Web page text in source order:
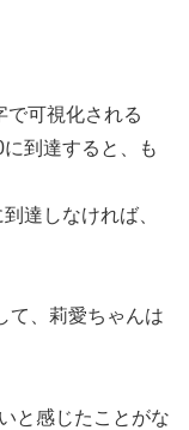
で可視化される
到達すると、も
達しなければ、
て、莉愛ちゃんは
と感じたことがな